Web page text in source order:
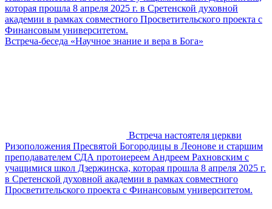
которая прошла 8 апреля 2025 г. в Сретенской духовной
академии в рамках совместного Просветительского проекта с
Финансовым университетом.
Встреча-беседа «Научное знание и вера в Бога»
Встреча настоятеля церкви
Ризоположения Пресвятой Богородицы в Леонове и старшим
преподавателем СДА протоиереем Андреем Рахновским с
учащимися школ Дзержинска, которая прошла 8 апреля 2025 г.
в Сретенской духовной академии в рамках совместного
Просветительского проекта с Финансовым университетом.